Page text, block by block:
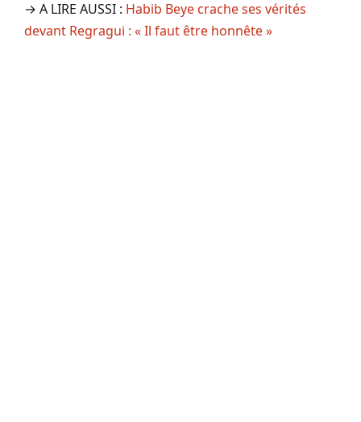
→ A LIRE AUSSI : Habib Beye crache ses vérités
devant Regragui : « Il faut être honnête »